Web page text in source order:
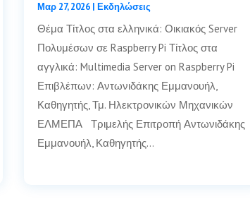
Μαρ 27, 2026| Εκδηλώσεις
Θέμα Τίτλος στα ελληνικά: Οικιακός Server
Πολυμέσων σε Raspberry Pi Τίτλος στα
αγγλικά: Multimedia Server on Raspberry Pi
Επιβλέπων: Αντωνιδάκης Εμμανουήλ,
Καθηγητής, Τμ. Ηλεκτρονικών Μηχανικών
ΕΛΜΕΠΑ Τριμελής Επιτροπή Αντωνιδάκης
Εμμανουήλ, Καθηγητής…